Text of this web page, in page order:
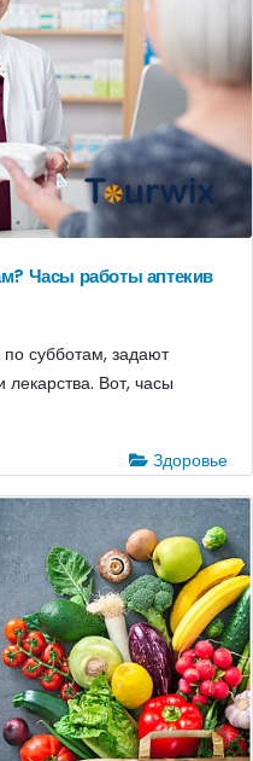
Часы работы аптекив
субботам, задают
Вот, часы
Здоровье